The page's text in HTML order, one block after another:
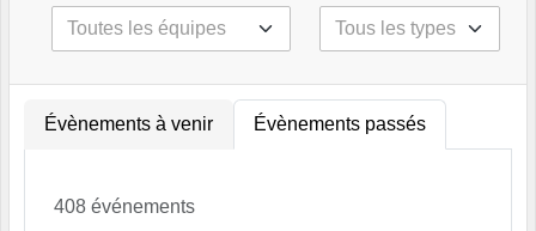
Évènements à venir Évènements passés
408 événements